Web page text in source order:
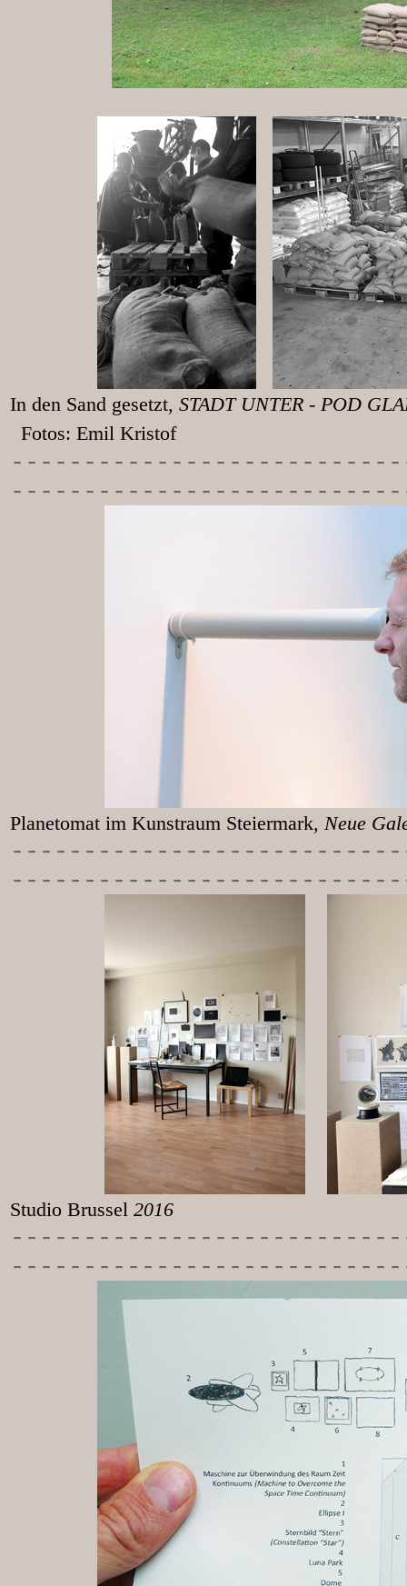
In den Sand gesetzt, STADT
Fotos: Emil Kristof
-----------
Planetomat im Kunstraum Steiermark,
-----------
Studio Brussel 2016
-----------